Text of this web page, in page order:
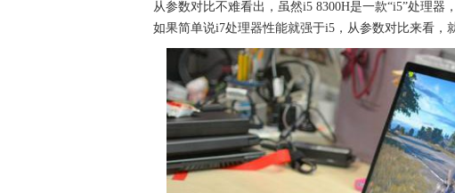
从参数对比不难看出，虽然i5 8300H是一款“i5”处理器
如果简单说i7处理器性能就强于i5，从参数对比来看，